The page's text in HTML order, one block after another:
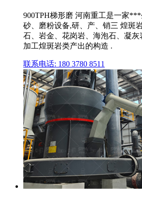
900TPH梯形磨 河南重工是一家
砂、磨粉设备,研、产、销三 煌斑
石、岩金、花岗岩、海泡石、凝
加工煌斑岩类产出的构造 .
联系电话: 180 3780 8511